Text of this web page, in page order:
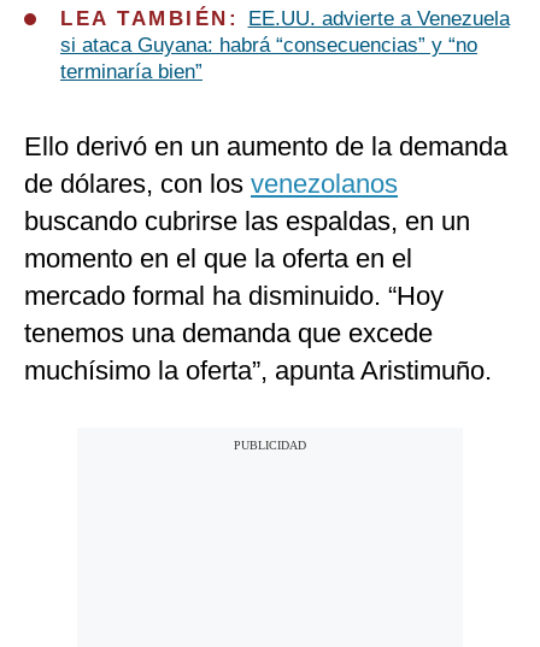
LEA TAMBIÉN:
EE.UU. advierte a Venezuela
si ataca Guyana: habrá “consecuencias” y “no
terminaría bien”
Ello derivó en un aumento de la demanda
de dólares, con los venezolanos
buscando cubrirse las espaldas, en un
momento en el que la oferta en el
mercado formal ha disminuido. “Hoy
tenemos una demanda que excede
muchísimo la oferta”, apunta Aristimuño.